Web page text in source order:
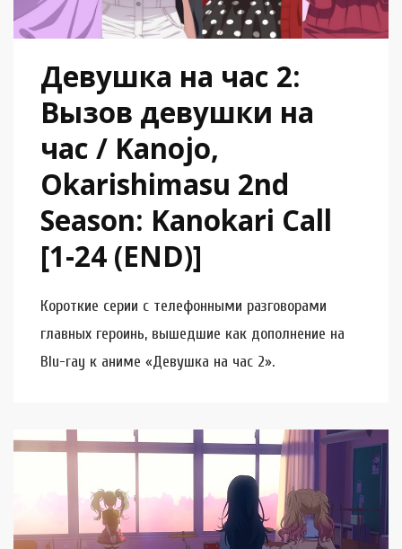
Девушка на час 2:
Вызов девушки на
час / Kanojo,
Okarishimasu 2nd
Season: Kanokari Call
[1-24 (END)]
Короткие серии с телефонными разговорами
главных героинь, вышедшие как дополнение на
Blu-ray к аниме «Девушка на час 2».